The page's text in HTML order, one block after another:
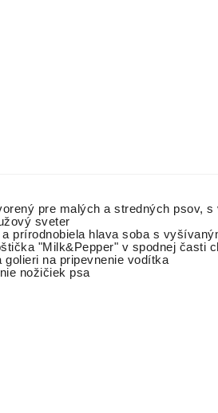
pre malých a stredných psov, s
sveter
prírodnobiela hlava soba s
"Milk&Pepper" v spodnej časti
na pripevnenie vodítka
nožičiek psa